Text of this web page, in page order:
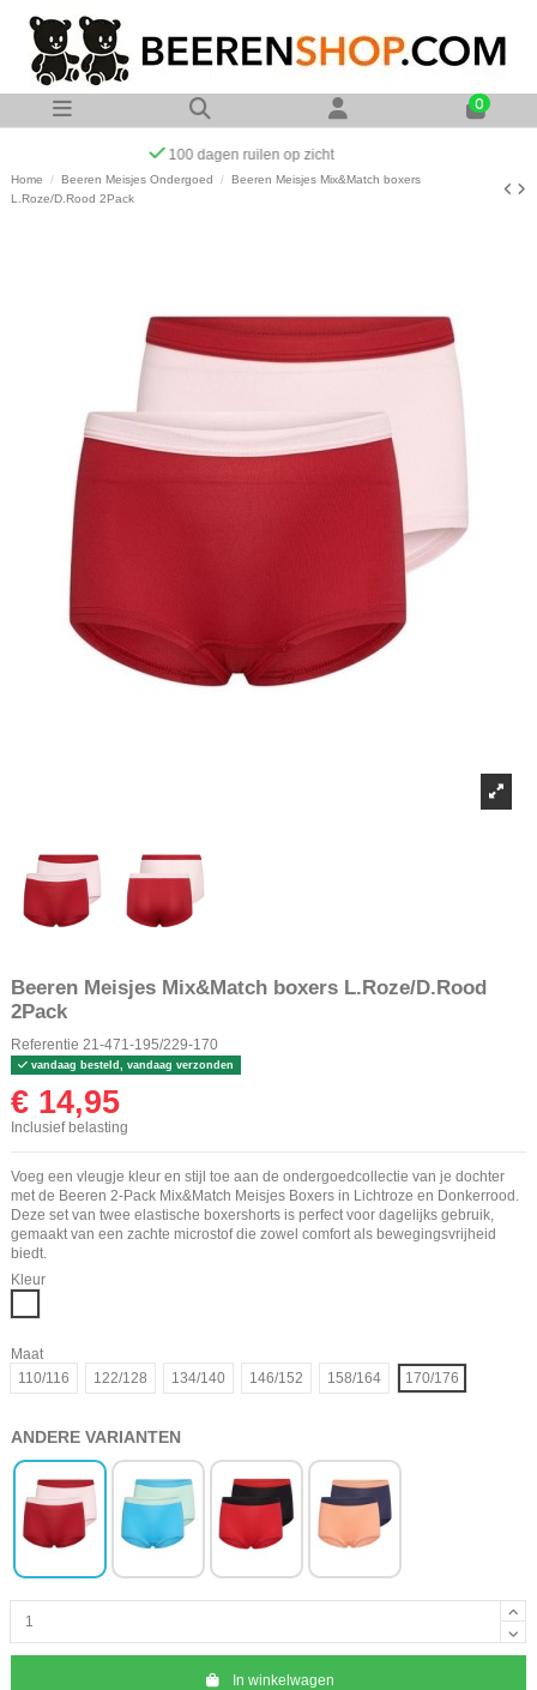
0
Op werkdagen voor 23:00 uur besteld zelfde dag verzonden
Home Beeren Meisjes Ondergoed
Beeren Meisjes Mix&Match boxers
L.Roze/D.Rood 2Pack
Beeren Meisjes Mix&Match boxers L.Roze/D.Rood
2Pack
Referentie 21-471-195/229-170
vandaag besteld, vandaag verzonden
€ 14,95
Inclusief belasting
Voeg een vleugje kleur en stijl toe aan de ondergoedcollectie van je dochter
met de Beeren 2-Pack Mix&Match Meisjes Boxers in Lichtroze en Donkerrood.
Deze set van twee elastische boxershorts is perfect voor dagelijks gebruik,
gemaakt van een zachte microstof die zowel comfort als bewegingsvrijheid
biedt.
Kleur
Maat
110/116
122/128 134/140 146/152 158/164 170/176
ANDERE VARIANTEN
In winkelwagen